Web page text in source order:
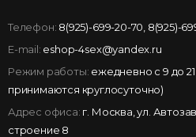
Телефон: 8(925)-699-20-70 8(925)-
E-mail: eshop-4sex@yandex.ru
Режим работы: ежедневно с 9 до
принимаются круглосуточно)
Адрес офиса: г. Москва, ул.
строение 8